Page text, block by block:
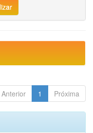
Anterior 1 Próxima